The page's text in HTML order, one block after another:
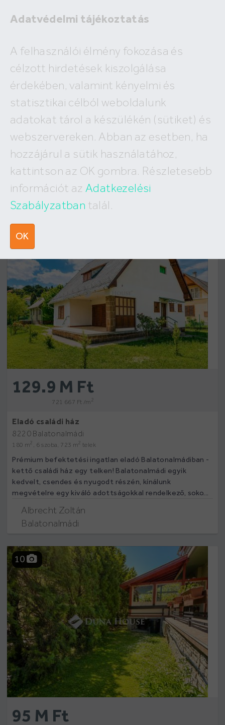
Adatvédelmi tájékoztatás
A felhasználói élmény fokozása és
célzott hirdetések kiszolgálása
érdekében, valamint kényelmi és
statisztikai célból weboldalunk
adatokat tárol a készülékén (sütiket) és
webszervereken. Abban az esetben, ha
hozzájárul a sütik használatához,
kattintson az OK gombra. Részletesebb
információt az Adatkezelési
Szabályzatban talál.
OK
Eladó
Kiadó
Balatonalmádi ×
Budapest Megyék, városok
I. kerület
III. kerület
XI. kerület
XXII. kerület
IV. kerület
VI. kerület
VII. kerület
VIII. kerület
IX. kerület
X. kerület
XV. kerület
XVII. kerület
XVIII. kerület
XX. kerület
Keresés
Eladó Balatonalmádii házak
találat, megjelenítve
13
129.9 M Ft
721 667 Ft /m2
Eladó családi ház
8220 Balatonalmádi
180 m2 , 6 szoba, 723 m2 telek
Prémium befektetési ingatlan eladó Balatonalmádiban -
kettő családi ház egy telken! Balatonalmádi egyik
kedvelt, csendes és nyugodt részén, kínálunk
megvételre egy kiváló adottságokkal rendelkező, soko...
Albrecht Zoltán
Balatonalmádi
10
95 M Ft